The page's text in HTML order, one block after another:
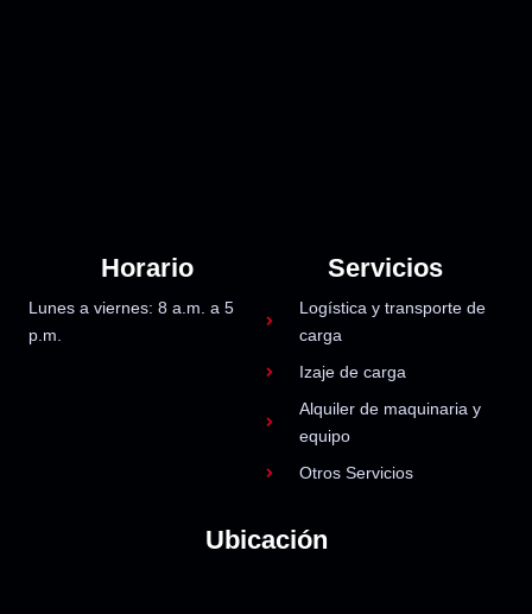
Horario
Lunes a viernes: 8 a.m. a 5
p.m.
Servicios
Logística y transporte de
carga
Izaje de carga
Alquiler de maquinaria y
equipo
Otros Servicios
Ubicación